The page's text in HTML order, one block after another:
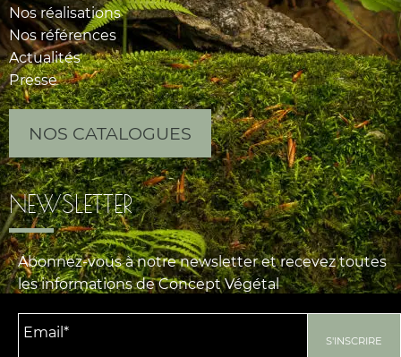
Nos réalisations
Nos références
Actualités
Presse
NOS CATALOGUES
NEWSLETTER
Abonnez-vous à notre newsletter et recevez toutes
les informations de Concept Végétal